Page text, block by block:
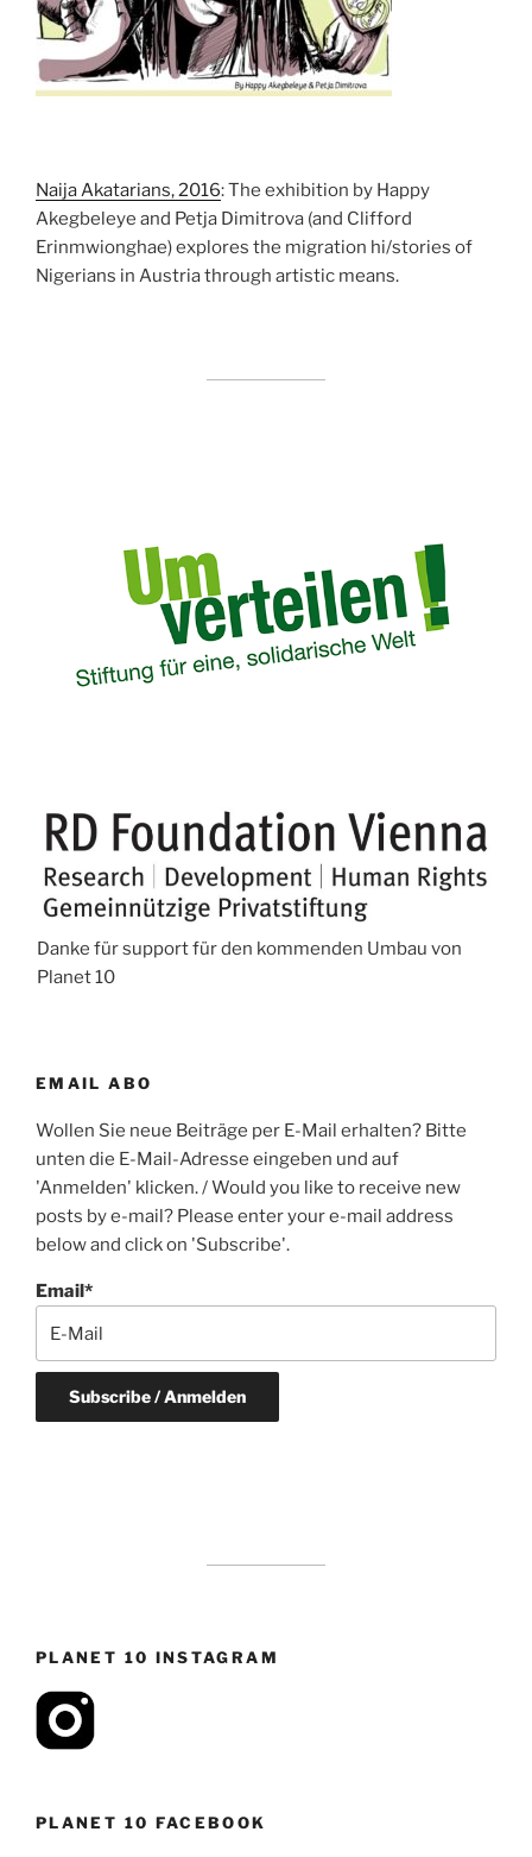
Naija Akatarians, 2016: The exhibition by Happy
Akegbeleye and Petja Dimitrova (and Clifford
Erinmwionghae) explores the migration hi/stories of
Nigerians in Austria through artistic means.
Danke für support für den kommenden Umbau von
Planet 10
EMAIL ABO
Wollen Sie neue Beiträge per E-Mail erhalten? Bitte
unten die E-Mail-Adresse eingeben und auf
'Anmelden' klicken. / Would you like to receive new
posts by e-mail? Please enter your e-mail address
below and click on 'Subscribe'.
Email*
PLANET 10 INSTAGRAM
PLANET 10 FACEBOOK